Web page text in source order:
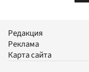
Редакция
Реклама
Карта сайта